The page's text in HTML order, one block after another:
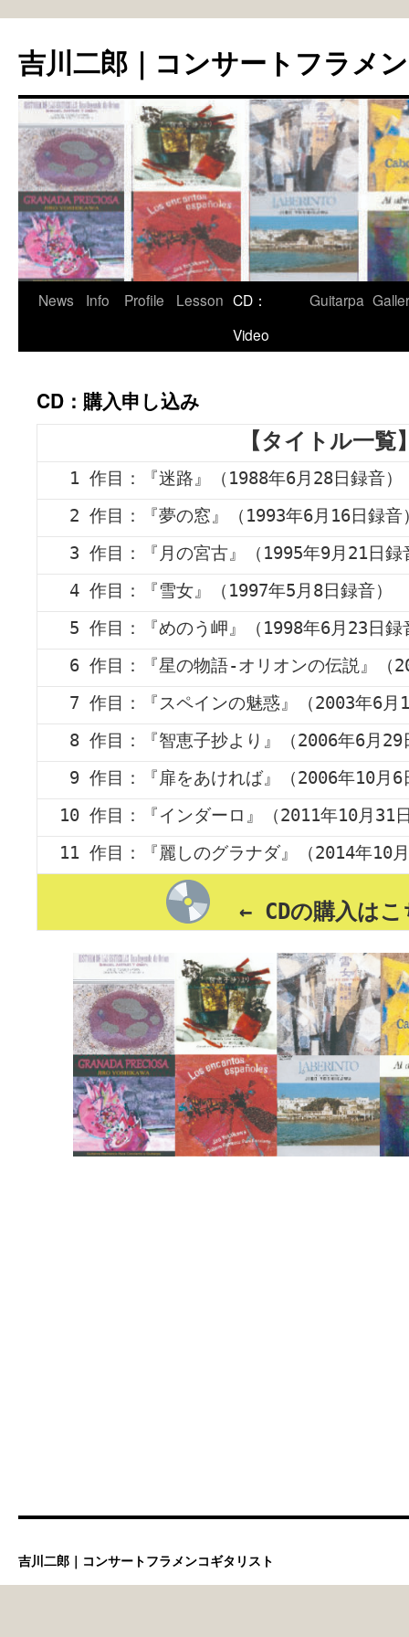
テ
ン
へ
ス
キ
ッ
吉川二郎｜コンサートフラメ
News Info Profile Lesson CD：
Video
Guitarpa
CD：購入申し込み
【タイトル一覧
1 作目：『迷路』（1988年6月28日録音）
2 作目：『夢の窓』（1993年6月16日録音
3 作目：『月の宮古』（1995年9月21日録
4 作目：『雪女』（1997年5月8日録音）
5 作目：『めのう岬』（1998年6月23日録
6 作目：『星の物語‐オリオンの伝説』（
7 作目：『スペインの魅惑』（2003年6月
8 作目：『智恵子抄より』（2006年6月29
9 作目：『扉をあければ』（2006年10月6
10 作目：『インダーロ』（2011年10月31
11 作目：『麗しのグラナダ』（2014年10
← CDの購入は
吉川二郎｜コンサートフラメンコギタリスト